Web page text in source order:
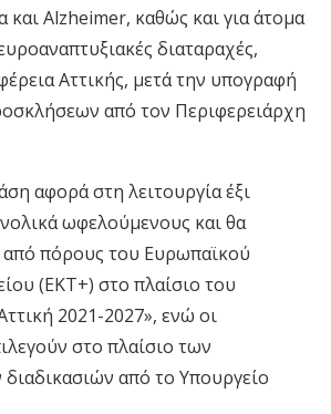
και Alzheimer, καθώς και για άτομα
διαταραχές,
Αττικής, μετά την υπογραφή
από τον Περιφερειάρχη
αφορά στη λειτουργία έξι
ωφελούμενους και θα
πόρους του Ευρωπαϊκού
(ΕΚΤ+) στο πλαίσιο του
2021-2027», ενώ οι
στο πλαίσιο των
από το Υπουργείο